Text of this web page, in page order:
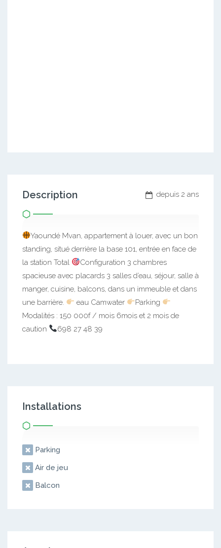
depuis 2 ans
Description
Yaoundé Mvan, appartement à louer, avec un bon
standing, situé derrière la base 101, entrée en face de
la station Total
Configuration 3 chambres
spacieuse avec placards 3 salles d’eau, séjour, salle à
manger, cuisine, balcons, dans un immeuble et dans
une barrière.
eau Camwater
Parking
Modalités : 150 000f / mois 6mois et 2 mois de
caution
698 27 48 39
Installations
Parking
Air de jeu
Balcon